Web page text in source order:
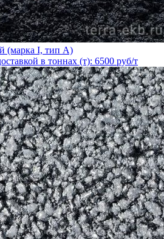
(марка I, тип А)
в тоннах (т): 6500 руб/т